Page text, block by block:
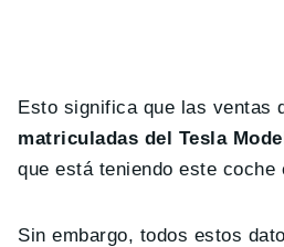
Esto significa que las ventas
matriculadas del Tesla
que está teniendo este
Sin embargo, todos estos